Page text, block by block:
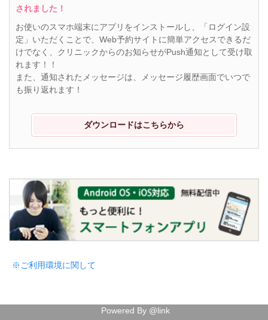
されました！
お使いのスマホ端末にアプリをインストールし、「ログイン設
定」いただくことで、Web予約サイトに簡単アクセスできるだ
けでなく、クリニックからのお知らせがPush通知として受け取
れます！！
また、通知されたメッセージは、メッセージ履歴画面でいつで
も振り返れます！
ダウンロードはこちらから
※ご利用環境に関して
Powered By @link